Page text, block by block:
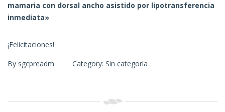
mamaria con dorsal ancho asistido por lipotransferencia
inmediata»
¡Felicitaciones!
By sgcpreadm Category: Sin categoría